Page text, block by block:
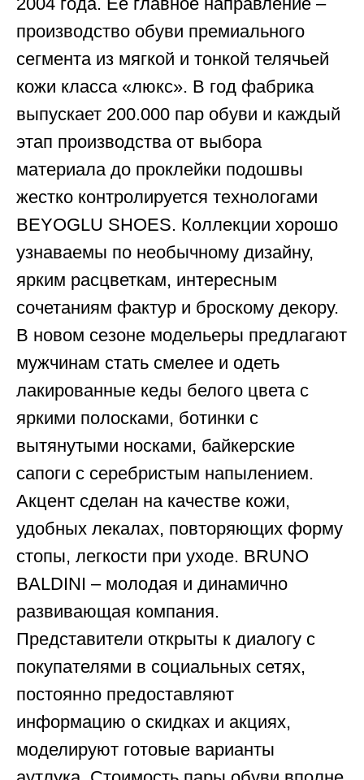
производство обуви премиального
сегмента из мягкой и тонкой телячьей
кожи класса «люкс». В год фабрика
выпускает 200.000 пар обуви и каждый
этап производства от выбора
материала до проклейки подошвы
жестко контролируется технологами
BEYOGLU SHOES. Коллекции хорошо
узнаваемы по необычному дизайну,
ярким расцветкам, интересным
сочетаниям фактур и броскому декору.
В новом сезоне модельеры предлагают
мужчинам стать смелее и одеть
лакированные кеды белого цвета с
яркими полосками, ботинки с
вытянутыми носками, байкерские
сапоги с серебристым напылением.
Акцент сделан на качестве кожи,
удобных лекалах, повторяющих форму
стопы, легкости при уходе. BRUNO
BALDINI – молодая и динамично
развивающая компания.
Представители открыты к диалогу с
покупателями в социальных сетях,
постоянно предоставляют
информацию о скидках и акциях,
моделируют готовые варианты